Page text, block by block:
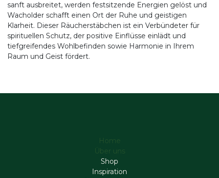
sanft ausbreitet, werden festsitzende Energien gelöst und
Wacholder schafft einen Ort der Ruhe und geistigen
Klarheit. Dieser Räucherstäbchen ist ein Verbündeter für
spirituellen Schutz, der positive Einflüsse einlädt und
tiefgreifendes Wohlbefinden sowie Harmonie in Ihrem
Raum und Geist fördert.
Home
Über uns
Shop
Inspiration